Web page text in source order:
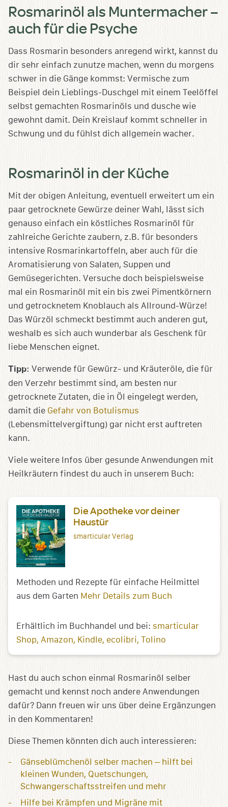
Rosmarinöl als Muntermacher –
auch für die Psyche
Dass Rosmarin besonders anregend wirkt, kannst du
dir sehr einfach zunutze machen, wenn du morgens
schwer in die Gänge kommst: Vermische zum
Beispiel dein Lieblings-Duschgel mit einem Teelöffel
selbst gemachten Rosmarinöls und dusche wie
gewohnt damit. Dein Kreislauf kommt schneller in
Schwung und du fühlst dich allgemein wacher.
Rosmarinöl in der Küche
Mit der obigen Anleitung, eventuell erweitert um ein
paar getrocknete Gewürze deiner Wahl, lässt sich
genauso einfach ein köstliches Rosmarinöl für
zahlreiche Gerichte zaubern, z.B. für besonders
intensive Rosmarinkartoffeln, aber auch für die
Aromatisierung von Salaten, Suppen und
Gemüsegerichten. Versuche doch beispielsweise
mal ein Rosmarinöl mit ein bis zwei Pimentkörnern
und getrocknetem Knoblauch als Allround-Würze!
Das Würzöl schmeckt bestimmt auch anderen gut,
weshalb es sich auch wunderbar als Geschenk für
liebe Menschen eignet.
Tipp: Verwende für Gewürz- und Kräuteröle, die für
den Verzehr bestimmt sind, am besten nur
getrocknete Zutaten, die in Öl eingelegt werden,
damit die Gefahr von Botulismus
(Lebensmittelvergiftung) gar nicht erst auftreten
kann.
Viele weitere Infos über gesunde Anwendungen mit
Heilkräutern findest du auch in unserem Buch:
Die Apotheke vor deiner
Haustür
smarticular Verlag
Methoden und Rezepte für einfache Heilmittel
aus dem Garten Mehr Details zum Buch
Erhältlich im Buchhandel und bei: smarticular
Shop Amazon Kindle ecolibri Tolino
Hast du auch schon einmal Rosmarinöl selber
gemacht und kennst noch andere Anwendungen
dafür? Dann freuen wir uns über deine Ergänzungen
in den Kommentaren!
Diese Themen könnten dich auch interessieren:
Gänseblümchenöl selber machen – hilft bei
kleinen Wunden, Quetschungen,
Schwangerschaftsstreifen und mehr
Hilfe bei Krämpfen und Migräne mit